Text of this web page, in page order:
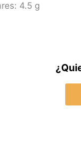
4.5 g